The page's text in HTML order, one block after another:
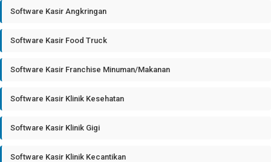
Software Kasir Angkringan
Software Kasir Food Truck
Software Kasir Franchise Minuman/Makanan
Software Kasir Klinik Kesehatan
Software Kasir Klinik Gigi
Software Kasir Klinik Kecantikan